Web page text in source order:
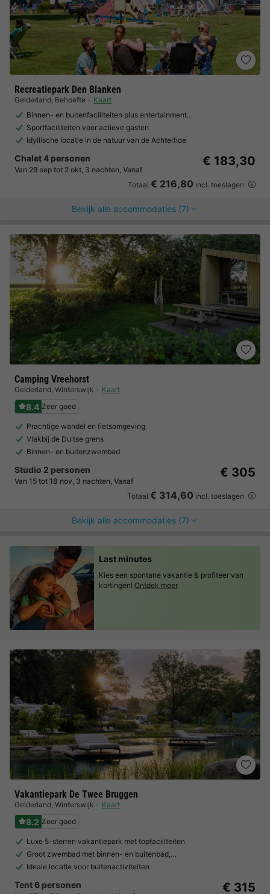
Recreatiepark Den Blanken
Gelderland, Behoefte
Kaart
Binnen- en buitenfaciliteiten plus entertainment…
Sportfaciliteiten voor actieve gasten
Idyllische locatie in de natuur van de Achterhoe
Chalet 4 personen
Van 29 sep tot 2 okt, 3 nachten, Vanaf
€ 183,30
Totaal € 216,80 incl. toeslagen
Bekijk alle accommodaties (7)
Camping Vreehorst
Gelderland, Winterswijk Kaart
8.4 Zeer goed
Prachtige wandel en fietsomgeving
Vlakbij de Duitse grens
Binnen- en buitenzwembad
Studio 2 personen
Van 15 tot 18 nov, 3 nachten, Vanaf
€ 305
Totaal € 314,60 incl. toeslagen
Bekijk alle accommodaties (7)
Vakantiepark De Twee Bruggen
Gelderland, Winterswijk Kaart
8.2 Zeer goed
Luxe 5-sterren vakantiepark met topfaciliteiten
Groot zwembad met binnen- en buitenbad,…
Ideale locatie voor buitenactiviteiten
Tent 6 personen € 315
Last minutes
Kies een spontane vakantie & profiteer van
kortingen! Ontdek meer